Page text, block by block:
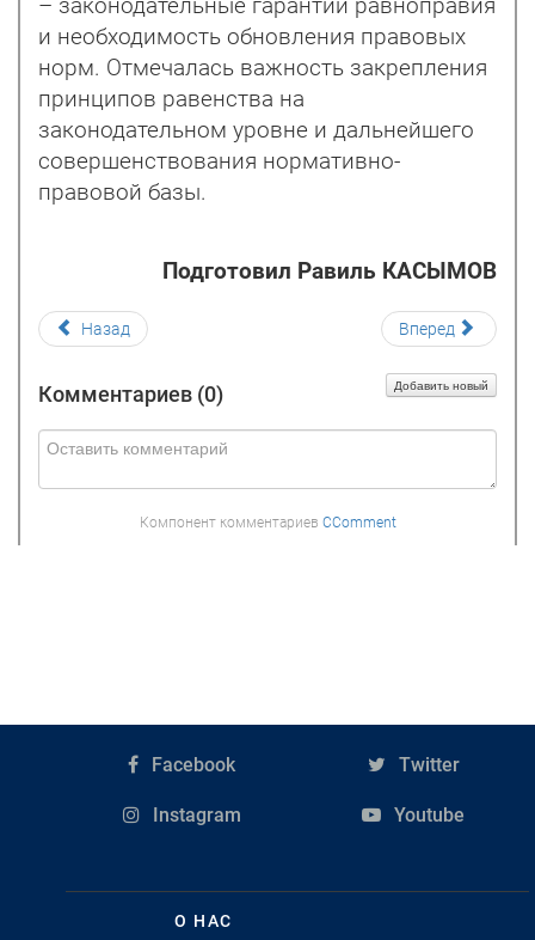
– законодательные гарантии равноправия
и необходимость обновления правовых
норм. Отмечалась важность закрепления
принципов равенства на
законодательном уровне и дальнейшего
совершенствования нормативно-
правовой базы.
Подготовил Равиль КАСЫМОВ
Назад Вперед
Комментариев (0) Добавить новый
Компонент комментариев CComment
Facebook Twitter
Instagram Youtube
О НАС